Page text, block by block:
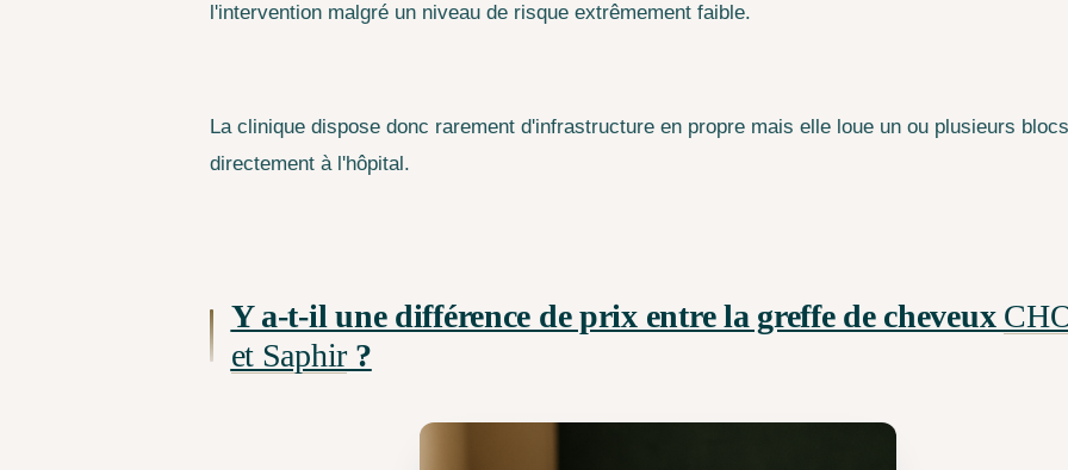
l'intervention malgré un niveau de risque extrêmement faible.
La clinique dispose donc rarement d'infrastructure en propre mais elle loue un ou plusieurs blocs
directement à l'hôpital.
Y a-t-il une différence de prix entre la greffe de cheveux
et Saphir ?